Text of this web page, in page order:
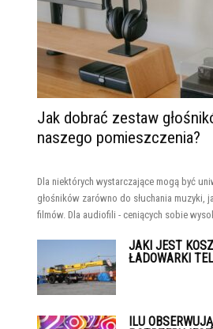
Jak dobrać zestaw
naszego pomieszczenia?
Dla niektórych wystarczające mogą być
głośników zarówno do słuchania muzyki,
filmów. Dla audiofili - ceniących sobie
JAKI JEST
ŁADOWARKI
ILU